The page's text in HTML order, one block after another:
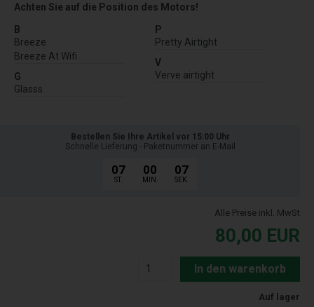
Achten Sie auf die Position des Motors!
B
Breeze
Breeze At Wifi
G
Glasss
P
Pretty Airtight
V
Verve airtight
Bestellen Sie Ihre Artikel vor 15:00 Uhr
Schnelle Lieferung - Paketnummer an E-Mail
07
ST.
00
MIN.
06
SEK.
Alle Preise inkl. MwSt
80,00 EUR
In den warenkorb
Auf lager